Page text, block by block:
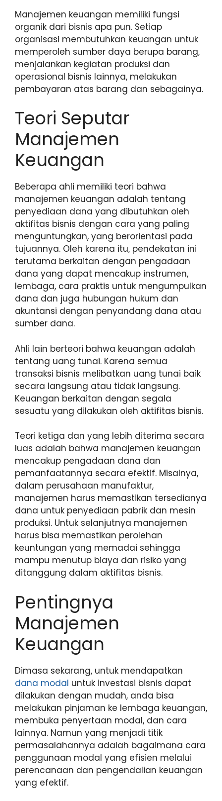
Manajemen keuangan memiliki fungsi
organik dari bisnis apa pun. Setiap
organisasi membutuhkan keuangan untuk
memperoleh sumber daya berupa barang,
menjalankan kegiatan produksi dan
operasional bisnis lainnya, melakukan
pembayaran atas barang dan sebagainya.
Teori Seputar
Manajemen
Keuangan
Beberapa ahli memiliki teori bahwa
manajemen keuangan adalah tentang
penyediaan dana yang dibutuhkan oleh
aktifitas bisnis dengan cara yang paling
menguntungkan, yang berorientasi pada
tujuannya. Oleh karena itu, pendekatan ini
terutama berkaitan dengan pengadaan
dana yang dapat mencakup instrumen,
lembaga, cara praktis untuk mengumpulkan
dana dan juga hubungan hukum dan
akuntansi dengan penyandang dana atau
sumber dana.
Ahli lain berteori bahwa keuangan adalah
tentang uang tunai. Karena semua
transaksi bisnis melibatkan uang tunai baik
secara langsung atau tidak langsung.
Keuangan berkaitan dengan segala
sesuatu yang dilakukan oleh aktifitas bisnis.
Teori ketiga dan yang lebih diterima secara
luas adalah bahwa manajemen keuangan
mencakup pengadaan dana dan
pemanfaatannya secara efektif. Misalnya,
dalam perusahaan manufaktur,
manajemen harus memastikan tersedianya
dana untuk penyediaan pabrik dan mesin
produksi. Untuk selanjutnya manajemen
harus bisa memastikan perolehan
keuntungan yang memadai sehingga
mampu menutup biaya dan risiko yang
ditanggung dalam aktifitas bisnis.
Pentingnya
Manajemen
Keuangan
Dimasa sekarang, untuk mendapatkan
dana modal untuk investasi bisnis dapat
dilakukan dengan mudah, anda bisa
melakukan pinjaman ke lembaga keuangan,
membuka penyertaan modal, dan cara
lainnya. Namun yang menjadi titik
permasalahannya adalah bagaimana cara
penggunaan modal yang efisien melalui
perencanaan dan pengendalian keuangan
yang efektif.